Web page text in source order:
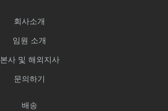
회사소개
임원 소개
본사 및 해외지사
문의하기
배송